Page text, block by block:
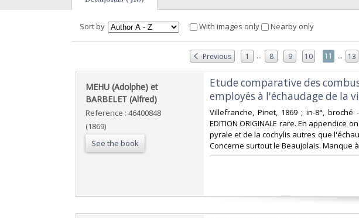
Sort by With images only Nearby only
Previous 1 ... 8 9 10 11 ... 13
‎MEHU (Adolphe) et
BARBELET (Alfred) ‎
Reference : 46400848
(1869)
See the book
‎Etude comparative des
employés à l'échaudage de la
‎Villefranche, Pinet, 1869 ; in-8°,
EDITION ORIGINALE rare. En
pyrale et de la cochylis autres que
Concerne surtout le Beaujolais. Manque